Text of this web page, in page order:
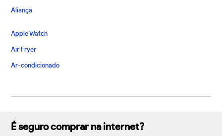
Aliança
Apple Watch
Air Fryer
Ar-condicionado
É seguro comprar na internet?